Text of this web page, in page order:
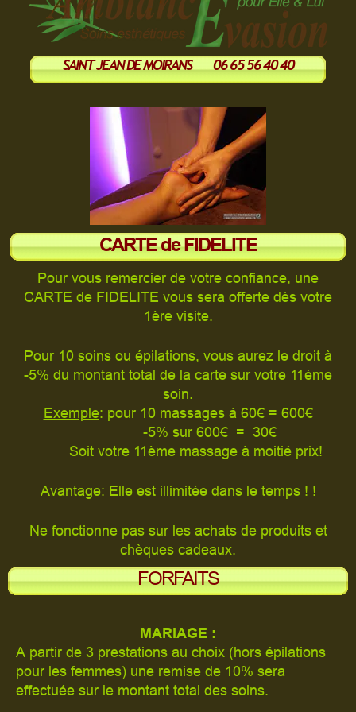
SAINT JEAN DE MOIRANS 06 65 56 40 40
CARTE de FIDELITE
Pour vous remercier de votre confiance, une
CARTE de FIDELITE vous sera offerte dès votre
1ère visite.
Pour 10 soins ou épilations, vous aurez le droit à
-5% du montant total de la carte sur votre 11ème
soin.
Exemple: pour 10 massages à 60€ = 600€
-5% sur 600€ = 30€
Soit votre 11ème massage à moitié prix!
Avantage: Elle est illimitée dans le temps ! !
Ne fonctionne pas sur les achats de produits et
chèques cadeaux.
FORFAITS
MARIAGE :
A partir de 3 prestations au choix (hors épilations
pour les femmes) une remise de 10% sera
effectuée sur le montant total des soins.